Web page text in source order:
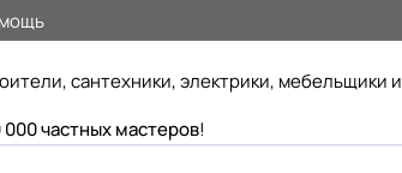
сантехники, электрики, мебельщики и
частных мастеров!